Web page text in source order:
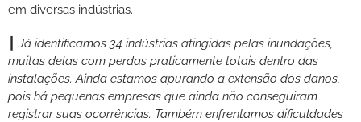
em diversas indústrias.
┃Já identificamos 34 indústrias atingidas pelas inundações,
muitas delas com perdas praticamente totais dentro das
instalações. Ainda estamos apurando a extensão dos danos,
pois há pequenas empresas que ainda não conseguiram
registrar suas ocorrências. Também enfrentamos dificuldades